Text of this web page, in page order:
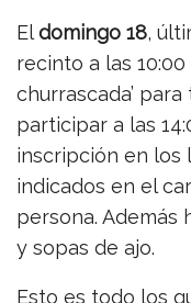
Eldomingo 18,
recinto a las 10:00
churrascada’
participar a las
inscripción en los
indicados en el
persona. Además
y sopas de ajo.
Esto es todo los